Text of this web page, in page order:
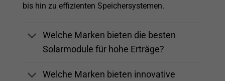
bis hin zu effizienten Speichersystemen.
Welche Marken bieten die besten
Solarmodule für hohe Erträge?
Welche Marken bieten innovative